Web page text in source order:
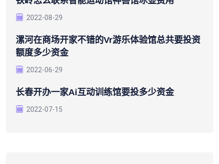
2022-08-29
漯河在商场开家不错的vr游乐体验馆总共要投资
额度多少资金
2022-06-29
长春开办一家ai互动训练馆要投多少资金
2022-07-15